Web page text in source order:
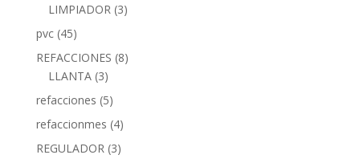
LIMPIADOR (3)
pvc (45)
REFACCIONES (8)
LLANTA (3)
refacciones (5)
refaccionmes (4)
REGULADOR (3)